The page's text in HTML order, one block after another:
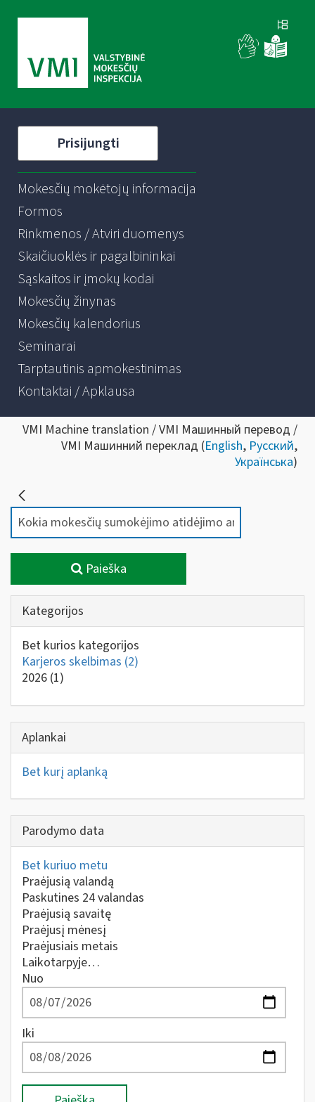
Prisijungti
Mokesčių mokėtojų informacija
Formos
Rinkmenos / Atviri duomenys
Skaičiuoklės ir pagalbininkai
Sąskaitos ir įmokų kodai
Mokesčių žinynas
Mokesčių kalendorius
Seminarai
Tarptautinis apmokestinimas
Kontaktai / Apklausa
VMI Machine translation / VMI Машинный перевод /
VMI Машинний переклад (English, Русский,
Українська)
Paieška
Kategorijos
Bet kurios kategorijos
Karjeros skelbimas (2)
2026 (1)
Aplankai
Bet kurį aplanką
Parodymo data
Bet kuriuo metu
Praėjusią valandą
Paskutines 24 valandas
Praėjusią savaitę
Praėjusį mėnesį
Praėjusiais metais
Laikotarpyje…
Nuo
Iki